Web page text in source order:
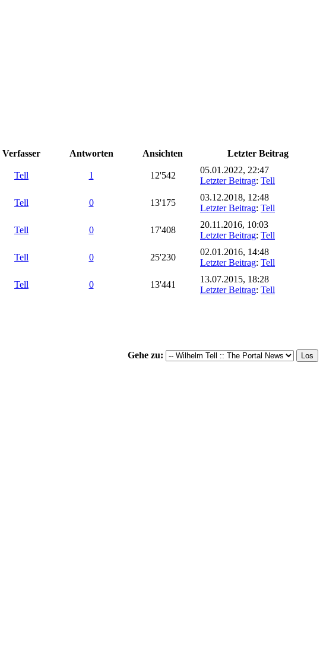
Verfasser Antworten Ansichten Letzter Beitrag
Tell 1 12'542
05.01.2022, 22:47
Letzter Beitrag: Tell
Tell 0 13'175
03.12.2018, 12:48
Letzter Beitrag: Tell
Tell 0 17'408
20.11.2016, 10:03
Letzter Beitrag: Tell
Tell 0 25'230
02.01.2016, 14:48
Letzter Beitrag: Tell
Tell 0 13'441
13.07.2015, 18:28
Letzter Beitrag: Tell
Gehe zu: